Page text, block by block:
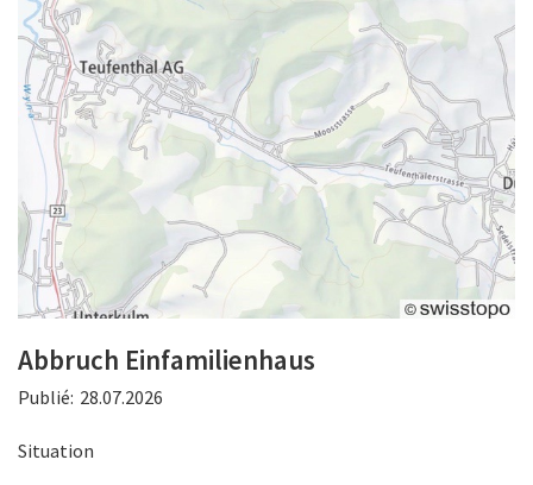
Abbruch Einfamilienhaus
Publié: 28.07.2026
Situation